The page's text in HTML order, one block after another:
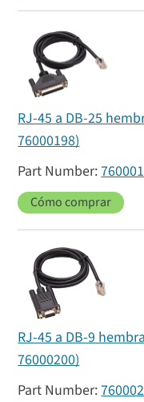
RJ-45 a DB-25
76000198)
Cómo comprar
RJ-45 a DB-9
76000200)